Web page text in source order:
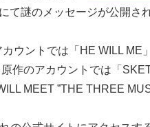
て謎のメッセージが公開さ
ウントでは「HE WILL ME
作のアカウントでは「
MEET ”THE THREE